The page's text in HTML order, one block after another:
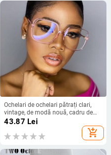
Ochelari de ochelari pătrați clari,
vintage, de modă nouă, cadru de
ochelari de ochelari pentru femei, de
designer de marcă, proaspeți, mari,
transparenți, ochelari optici pentru
43.87 Lei
add_shopping_cart